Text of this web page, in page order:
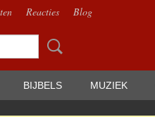
Reacties Blog
BIJBELS MUZIEK